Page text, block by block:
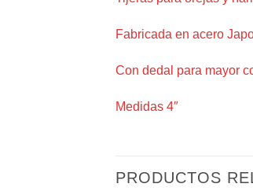
Fabricada en acero
Con dedal para mayor
Medidas 4″
PRODUCTOS